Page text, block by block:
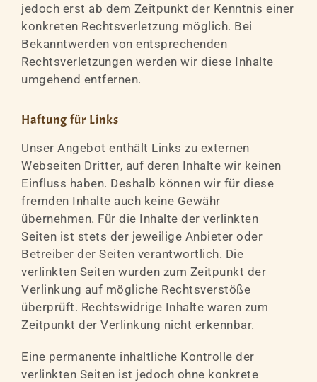
jedoch erst ab dem Zeitpunkt der Kenntnis einer
konkreten Rechtsverletzung möglich. Bei
Bekanntwerden von entsprechenden
Rechtsverletzungen werden wir diese Inhalte
umgehend entfernen.
Haftung für Links
Unser Angebot enthält Links zu externen
Webseiten Dritter, auf deren Inhalte wir keinen
Einfluss haben. Deshalb können wir für diese
fremden Inhalte auch keine Gewähr
übernehmen. Für die Inhalte der verlinkten
Seiten ist stets der jeweilige Anbieter oder
Betreiber der Seiten verantwortlich. Die
verlinkten Seiten wurden zum Zeitpunkt der
Verlinkung auf mögliche Rechtsverstöße
überprüft. Rechtswidrige Inhalte waren zum
Zeitpunkt der Verlinkung nicht erkennbar.
Eine permanente inhaltliche Kontrolle der
verlinkten Seiten ist jedoch ohne konkrete